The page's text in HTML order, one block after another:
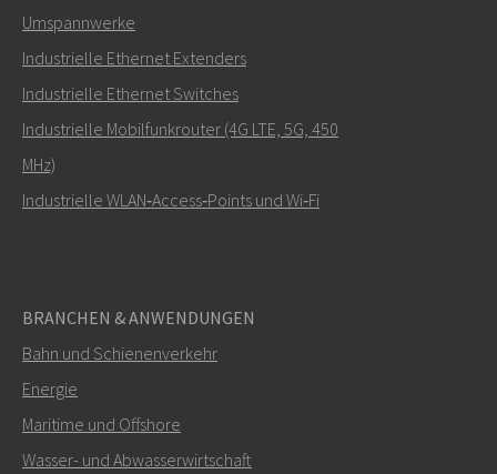
Wie kann Carl Sie kontaktieren?
Weitere Kontaktmöglichkeiten
Umspannwerke
Industrielle Ethernet Extenders
Industrielle Ethernet Switches
Industrielle Mobilfunkrouter (4G LTE, 5G, 450
MHz)
Industrielle WLAN‑Access‑Points und Wi‑Fi
BRANCHEN & ANWENDUNGEN
Bahn und Schienenverkehr
Energie
Maritime und Offshore
Wasser- und Abwasserwirtschaft